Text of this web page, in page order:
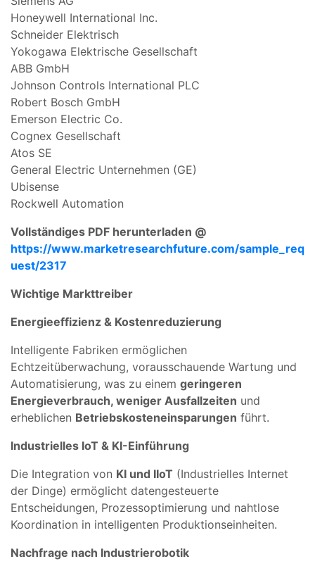
Honeywell International Inc.
Schneider Elektrisch
Yokogawa Elektrische Gesellschaft
ABB GmbH
Johnson Controls International PLC
Robert Bosch GmbH
Emerson Electric Co.
Cognex Gesellschaft
Atos SE
General Electric Unternehmen (GE)
Ubisense
Rockwell Automation
Vollständiges PDF herunterladen @
https://www.marketresearchfuture.com/sample_req
uest/2317
Wichtige Markttreiber
Energieeffizienz & Kostenreduzierung
Intelligente Fabriken ermöglichen
Echtzeitüberwachung, vorausschauende Wartung und
Automatisierung, was zu einem geringeren
Energieverbrauch, weniger Ausfallzeiten und
erheblichen Betriebskosteneinsparungen führt.
Industrielles IoT & KI-Einführung
Die Integration von KI und IIoT (Industrielles Internet
der Dinge) ermöglicht datengesteuerte
Entscheidungen, Prozessoptimierung und nahtlose
Koordination in intelligenten Produktionseinheiten.
Nachfrage nach Industrierobotik